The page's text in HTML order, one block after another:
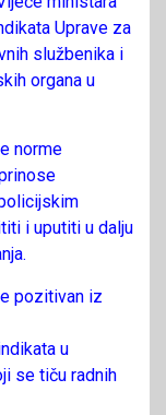
Uprave za
službenika i
organa u
norme
i uputiti u dalju
pozitivan iz
u
se tiču radnih